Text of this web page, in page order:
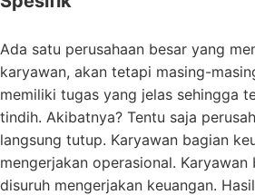
Ada satu perusahaan besar yang
karyawan, akan tetapi masing-
memiliki tugas yang jelas sehingga
tindih. Akibatnya? Tentu saja
langsung tutup. Karyawan bagian
mengerjakan operasional.
disuruh mengerjakan keuangan.